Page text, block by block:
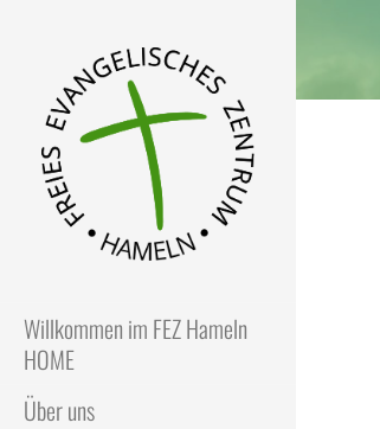
Willkommen im FEZ Hameln
HOME
Über uns